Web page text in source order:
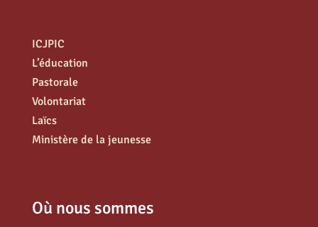
ICJPIC
L’éducation
Pastorale
Volontariat
Laïcs
Ministère de la jeunesse
Où nous sommes